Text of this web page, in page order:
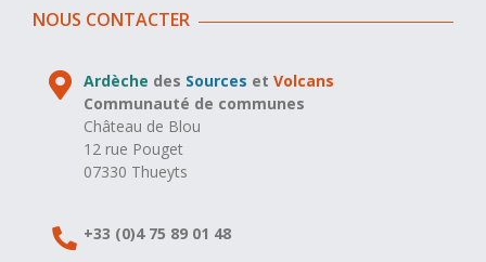
NOUS CONTACTER
Ardèche des Sources etVolcans
Communauté de communes
Château de Blou
12 rue Pouget
07330 Thueyts
+33 (0)4 75 89 01 48